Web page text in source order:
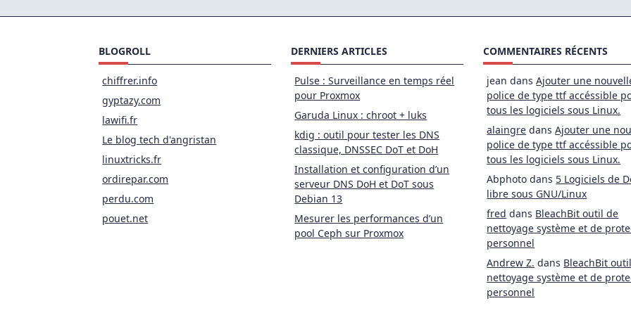
BLOGROLL
chiffrer.info
gyptazy.com
lawifi.fr
Le blog tech d'angristan
linuxtricks.fr
ordirepar.com
perdu.com
pouet.net
DERNIERS ARTICLES
Pulse : Surveillance en temps réel
pour Proxmox
Garuda Linux : chroot + luks
kdig : outil pour tester les DNS
classique, DNSSEC DoT et DoH
Installation et configuration d’un
serveur DNS DoH et DoT sous
Debian 13
Mesurer les performances d’un
pool Ceph sur Proxmox
COMMENTAIRES RÉCENTS
jean dansAjouter une
police de type ttf accéssible
tous les logiciels sous Linux.
alaingre dansAjouter une
police de type ttf accéssible
tous les logiciels sous Linux.
Abphoto dans 5 Logiciels de
libre sous GNU/Linux
fred dans BleachBit outil de
nettoyage système et de
personnel
Andrew Z. dans BleachBit
nettoyage système et de
personnel